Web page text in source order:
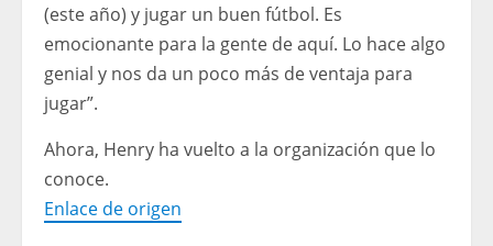
(este año) y jugar un buen fútbol. Es
emocionante para la gente de aquí. Lo hace algo
genial y nos da un poco más de ventaja para
jugar”.
Ahora, Henry ha vuelto a la organización que lo
conoce.
Enlace de origen